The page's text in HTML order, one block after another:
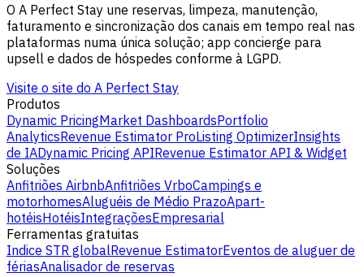
O A Perfect Stay une reservas, limpeza, manutenção,
faturamento e sincronização dos canais em tempo real nas
plataformas numa única solução; app concierge para
upsell e dados de hóspedes conforme à LGPD.
Visite o site do A Perfect Stay
Produtos
Dynamic PricingMarket DashboardsPortfolio
AnalyticsRevenue Estimator ProListing OptimizerInsights
de IADynamic Pricing APIRevenue Estimator API & Widget
Soluções
Anfitriões AirbnbAnfitriões VrboCampings e
motorhomesAluguéis de Médio PrazoApart-
hotéisHotéisIntegraçõesEmpresarial
Ferramentas gratuitas
Indice STR globalRevenue EstimatorEventos de aluguer de
fériasAnalisador de reservas